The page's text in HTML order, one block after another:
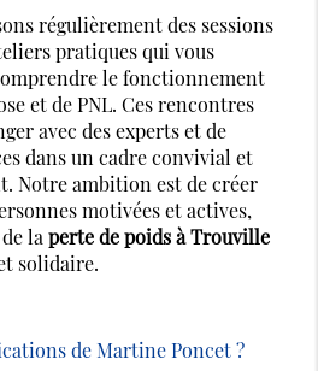
régulièrement des sessions
pratiques qui vous
le fonctionnement
et de PNL. Ces rencontres
avec des experts et de
dans un cadre convivial et
Notre ambition est de créer
motivées et actives,
de laperte de poids à Trouville
solidaire.
de Martine Poncet ?